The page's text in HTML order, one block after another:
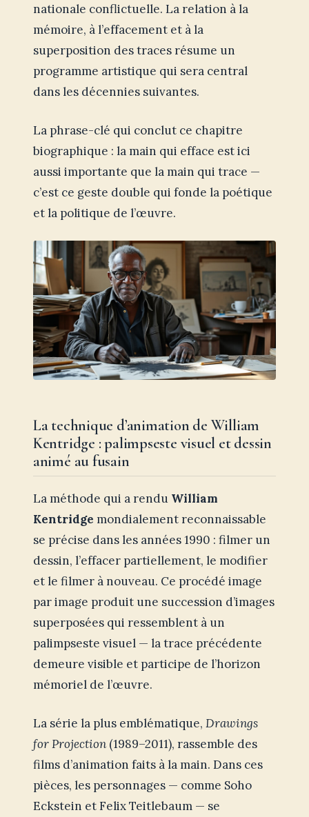
nationale conflictuelle. La relation à la
mémoire, à l’effacement et à la
superposition des traces résume un
programme artistique qui sera central
dans les décennies suivantes.
La phrase-clé qui conclut ce chapitre
biographique : la main qui efface est ici
aussi importante que la main qui trace —
c’est ce geste double qui fonde la poétique
et la politique de l’œuvre.
La technique d’animation de William
Kentridge : palimpseste visuel et dessin
animé au fusain
La méthode qui a rendu William
Kentridge mondialement reconnaissable
se précise dans les années 1990 : filmer un
dessin, l’effacer partiellement, le modifier
et le filmer à nouveau. Ce procédé image
par image produit une succession d’images
superposées qui ressemblent à un
palimpseste visuel — la trace précédente
demeure visible et participe de l’horizon
mémoriel de l’œuvre.
La série la plus emblématique, Drawings
for Projection(1989–2011), rassemble des
films d’animation faits à la main. Dans ces
pièces, les personnages — comme Soho
Eckstein et Felix Teitlebaum — se